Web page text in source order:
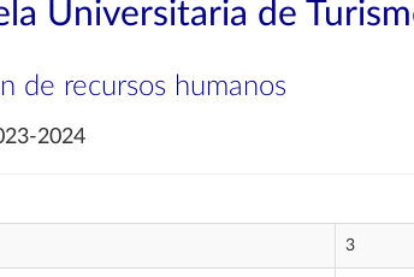
Universitaria de
de recursos humanos
2024
3